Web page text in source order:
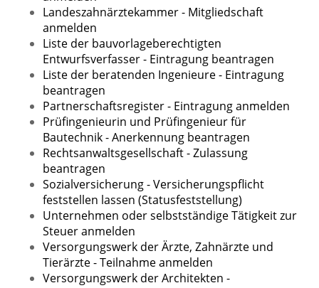
Landeszahnärztekammer - Mitgliedschaft
anmelden
Liste der bauvorlageberechtigten
Entwurfsverfasser - Eintragung beantragen
Liste der beratenden Ingenieure - Eintragung
beantragen
Partnerschaftsregister - Eintragung anmelden
Prüfingenieurin und Prüfingenieur für
Bautechnik - Anerkennung beantragen
Rechtsanwaltsgesellschaft - Zulassung
beantragen
Sozialversicherung - Versicherungspflicht
feststellen lassen (Statusfeststellung)
Unternehmen oder selbstständige Tätigkeit zur
Steuer anmelden
Versorgungswerk der Ärzte, Zahnärzte und
Tierärzte - Teilnahme anmelden
Versorgungswerk der Architekten -